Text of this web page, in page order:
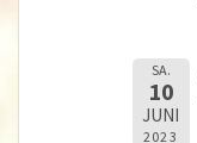
SA.
10
JUNI
2023